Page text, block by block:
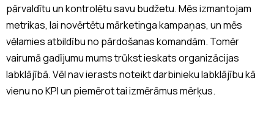
pārvaldītu un kontrolētu savu budžetu. Mēs izmantojam
metrikas, lai novērtētu mārketinga kampaņas, un mēs
vēlamies atbildību no pārdošanas komandām. Tomēr
vairumā gadījumu mums trūkst ieskats organizācijas
labklājībā. Vēl nav ierasts noteikt darbinieku labklājību kā
vienu no KPI un piemērot tai izmērāmus mērķus.